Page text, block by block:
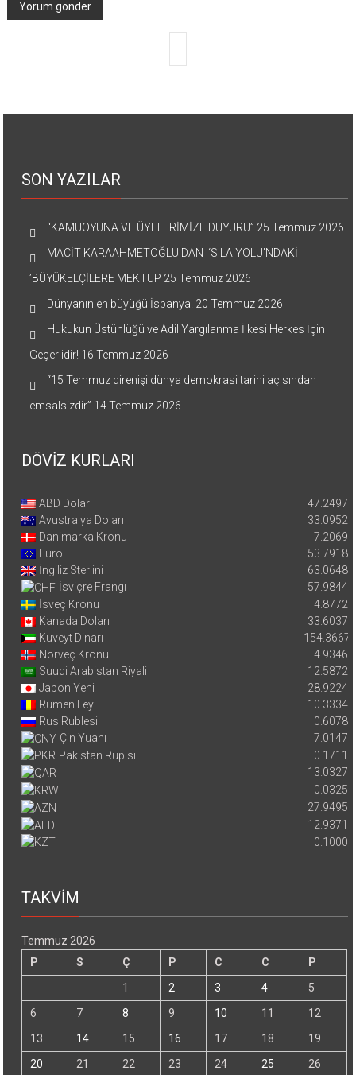
SON YAZILAR
“KAMUOYUNA VE ÜYELERİMİZE DUYURU” 25 Temmuz 2026
MACİT KARAAHMETOĞLU’DAN ‘SILA YOLU’NDAKİ
’BÜYÜKELÇİLERE MEKTUP 25 Temmuz 2026
Dünyanın en büyüğü İspanya! 20 Temmuz 2026
Hukukun Üstünlüğü ve Adil Yargılanma İlkesi Herkes İçin
Geçerlidir! 16 Temmuz 2026
“15 Temmuz direnişi dünya demokrasi tarihi açısından
emsalsizdir” 14 Temmuz 2026
DÖVİZ KURLARI
ABD Doları
47.2497
Avustralya Doları
33.0952
Danimarka Kronu
7.2069
Euro
53.7918
İngiliz Sterlini
63.0648
İsviçre Frangı
57.9844
İsveç Kronu
4.8772
Kanada Doları
33.6037
Kuveyt Dinarı
154.3667
Norveç Kronu
4.9346
Suudi Arabistan Riyali
12.5872
Japon Yeni
28.9224
Rumen Leyi
10.3334
Rus Rublesi
0.6078
Çin Yuanı
7.0147
Pakistan Rupisi
0.1711
13.0327
0.0325
27.9495
12.9371
0.1000
TAKVİM
Temmuz 2026
P
S Ç P C C
P
1
2 3 4
5
6
7 8 9 10 11
12
13
14 15 16 17 18
19
20
21 22 23 24 25 26